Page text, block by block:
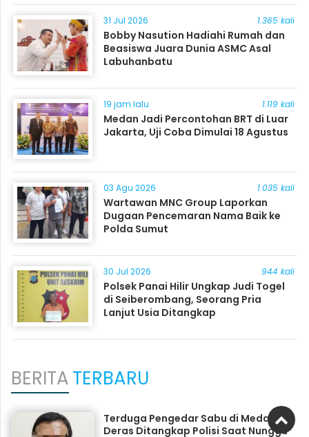
31 Jul 2026 1.365 kali
Bobby Nasution Hadiahi Rumah dan
Beasiswa Juara Dunia ASMC Asal
Labuhanbatu
19 jam lalu 1.119 kali
Medan Jadi Percontohan BRT di Luar
Jakarta, Uji Coba Dimulai 18 Agustus
03 Agu 2026 1.035 kali
Wartawan MNC Group Laporkan
Dugaan Pencemaran Nama Baik ke
Polda Sumut
30 Jul 2026 944 kali
Polsek Panai Hilir Ungkap Judi Togel
di Seiberombang, Seorang Pria
Lanjut Usia Ditangkap
BERITATERBARU
Terduga Pengedar Sabu di Medang
Deras Ditangkap Polisi Saat Nunggu